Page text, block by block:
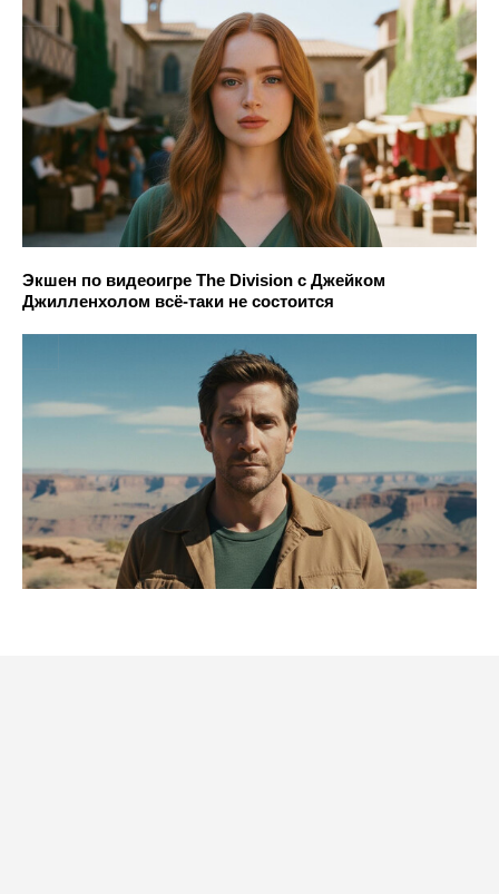
Экшен по видеоигре The Division с Джейком
Джилленхолом всё-таки не состоится